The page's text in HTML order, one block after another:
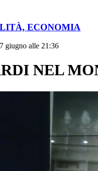
ECONOMIA
giugno alle 21:36
NEL